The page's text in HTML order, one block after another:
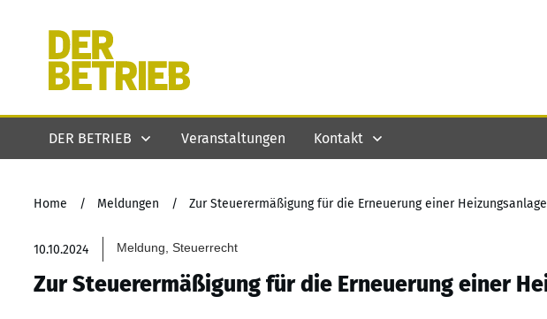
DER BETRIEB Veranstaltungen Kontakt
Home / Meldungen / Zur Steuerermäßigung für die Erneuerung einer Heizungsanlage
10.10.2024 Meldung, Steuerrecht
Zur Steuerermäßigung für die Erneuerung einer